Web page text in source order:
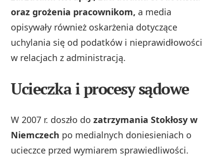
oraz grożenia pracownikom, a media
opisywały również oskarżenia dotyczące
uchylania się od podatków i nieprawidłowości
w relacjach z administracją.
Ucieczka i procesy sądowe
W 2007 r. doszło dozatrzymania Stokłosy w
Niemczech po medialnych doniesieniach o
ucieczce przed wymiarem sprawiedliwości.